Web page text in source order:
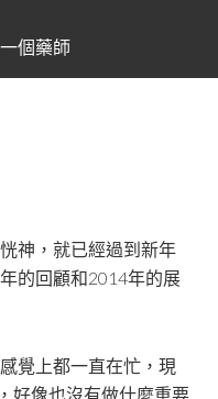
個藥師
神，就已經過到新年
的回顧和2014年的展
覺上都一直在忙，現
好像也沒有做什麼重要